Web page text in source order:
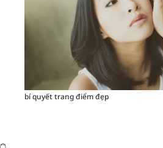
bí quyết trang điểm đẹp